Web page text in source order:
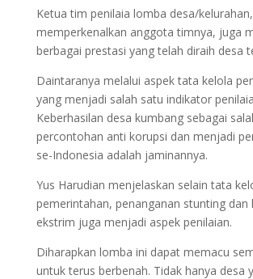
Ketua tim penilaia lomba desa/
memperkenalkan anggota timnya, juga
berbagai prestasi yang telah diraih desa
Daintaranya melalui aspek tata kelola
yang menjadi salah satu indikator
Keberhasilan desa kumbang sebagai
percontohan anti korupsi dan menjadi
se-Indonesia adalah jaminannya.
Yus Harudian menjelaskan selain tata
pemerintahan, penanganan stunting dan
ekstrim juga menjadi aspek penilaian.
Diharapkan lomba ini dapat memacu
untuk terus berbenah. Tidak hanya desa